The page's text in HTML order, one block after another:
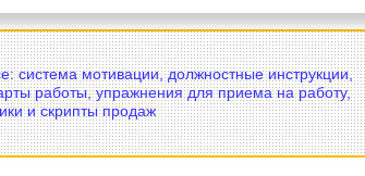
система мотивации, должностные инструкции,
работы, упражнения для приема на работу,
и скрипты продаж